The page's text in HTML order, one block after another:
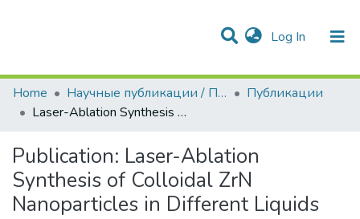
Log In (current)
Statistics
Communities & Collections
All of DSpace
Home
Научные публикации / Препринты
Публикации
Laser-Ablation Synthesis of Colloidal ZrN Nanoparticles in Different Liquids
Publication: Laser-Ablation
Synthesis of Colloidal ZrN
Nanoparticles in Different Liquids